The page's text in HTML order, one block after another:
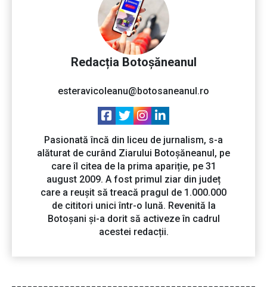
Redacția Botoșăneanul
esteravicoleanu@botosaneanul.ro
Pasionată încă din liceu de jurnalism, s-a
alăturat de curând Ziarului Botoșăneanul, pe
care îl citea de la prima apariție, pe 31
august 2009. A fost primul ziar din județ
care a reușit să treacă pragul de 1.000.000
de cititori unici într-o lună. Revenită la
Botoșani și-a dorit să activeze în cadrul
acestei redacții.